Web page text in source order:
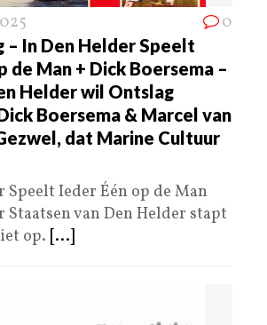
0
– In Den Helder Speelt
de Man + Dick Boersema –
Helder wil Ontslag
Boersema & Marcel van
dat Marine Cultuur
Speelt Ieder Één op de Man
Staatsen van Den Helder stapt
op. [...]